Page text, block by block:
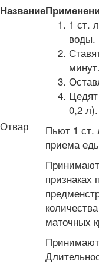
Название
Отвар
1 ст.
воды.
минут.
0,2 л).
Пьют 1 ст.
приема
признаках
маточных